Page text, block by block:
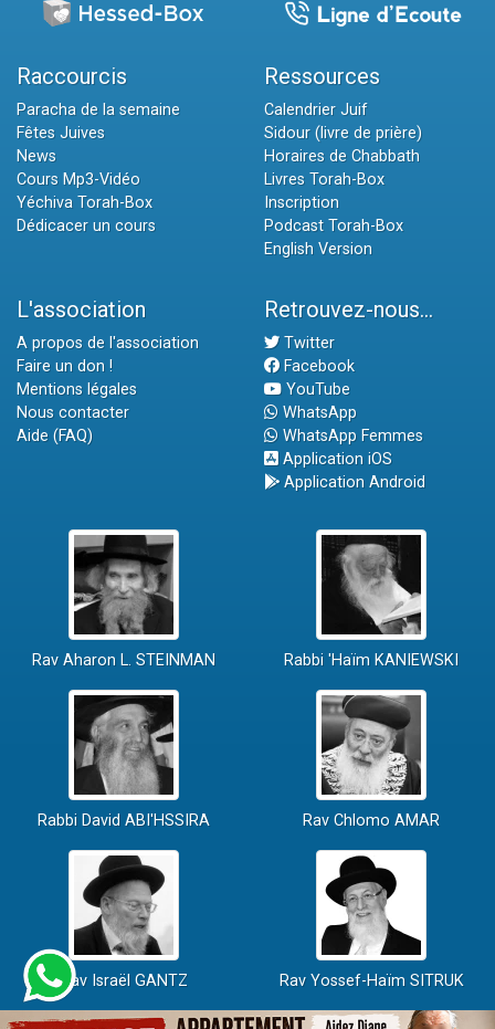
Raccourcis
Paracha de la semaine
Fêtes Juives
News
Cours Mp3-Vidéo
Yéchiva Torah-Box
Dédicacer un cours
Ressources
Calendrier Juif
Sidour (livre de prière)
Horaires de Chabbath
Livres Torah-Box
Inscription
Podcast Torah-Box
English Version
L'association
A propos de l'association
Faire un don !
Mentions légales
Nous contacter
Aide (FAQ)
Retrouvez-nous...
Twitter
Facebook
YouTube
WhatsApp
WhatsApp Femmes
Application iOS
Application Android
Rav Aharon L. STEINMAN Rabbi 'Haïm KANIEWSKI
Rabbi David ABI'HSSIRA Rav Chlomo AMAR
Rav Israël GANTZ Rav Yossef-Haïm SITRUK